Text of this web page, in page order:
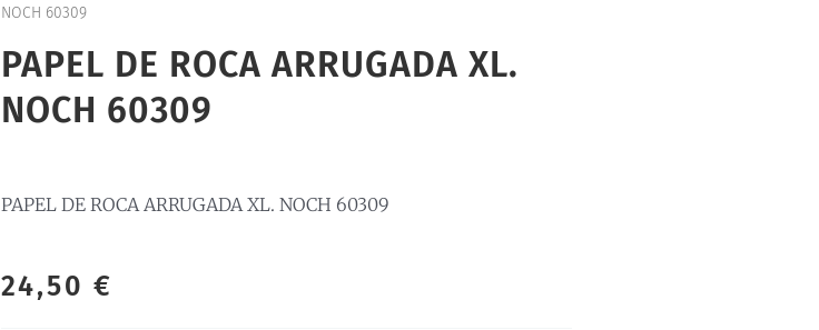
NOCH 60309
PAPEL DE ROCA ARRUGADA XL.
NOCH 60309
PAPEL DE ROCA ARRUGADA XL. NOCH 60309
24,50 €